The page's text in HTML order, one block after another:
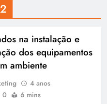
na instalação e
dos equipamentos
ambiente
4 anos
0 6 mins